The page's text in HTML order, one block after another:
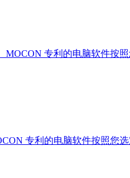
专利的电脑软件按
专利的电脑软件按照您